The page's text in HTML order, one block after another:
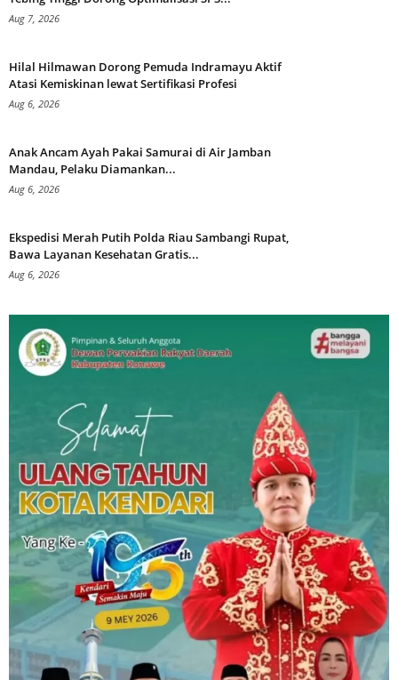
Aug 7, 2026
Hilal Hilmawan Dorong Pemuda Indramayu Aktif
Atasi Kemiskinan lewat Sertifikasi Profesi
Aug 6, 2026
Anak Ancam Ayah Pakai Samurai di Air Jamban
Mandau, Pelaku Diamankan...
Aug 6, 2026
Ekspedisi Merah Putih Polda Riau Sambangi Rupat,
Bawa Layanan Kesehatan Gratis...
Aug 6, 2026